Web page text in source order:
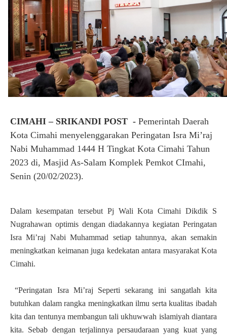
CIMAHI – SRIKANDI POST - Pemerintah Daerah
Kota Cimahi menyelenggarakan Peringatan Isra Mi’raj
Nabi Muhammad 1444 H Tingkat Kota Cimahi Tahun
2023 di, Masjid As-Salam Komplek Pemkot CImahi,
Senin (20/02/2023).
Dalam kesempatan tersebut Pj Wali Kota Cimahi Dikdik S
Nugrahawan optimis dengan diadakannya kegiatan Peringatan
Isra Mi’raj Nabi Muhammad setiap tahunnya, akan semakin
meningkatkan keimanan juga kedekatan antara masyarakat Kota
Cimahi.
“Peringatan Isra Mi’raj Seperti sekarang ini sangatlah kita
butuhkan dalam rangka meningkatkan ilmu serta kualitas ibadah
kita dan tentunya membangun tali ukhuwwah islamiyah diantara
kita. Sebab dengan terjalinnya persaudaraan yang kuat yang